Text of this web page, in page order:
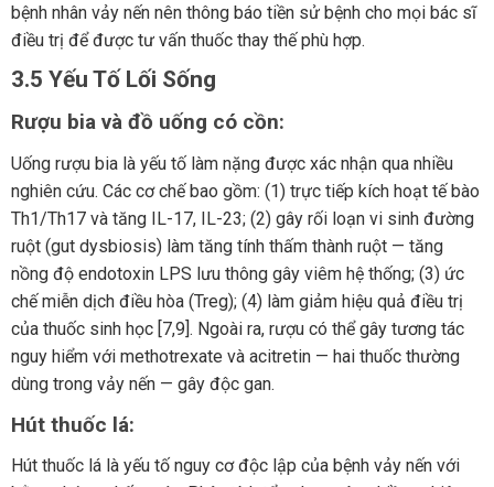
bệnh nhân vảy nến nên thông báo tiền sử bệnh cho mọi bác sĩ
điều trị để được tư vấn thuốc thay thế phù hợp.
3.5 Yếu Tố Lối Sống
Rượu bia và đồ uống có cồn:
Uống rượu bia là yếu tố làm nặng được xác nhận qua nhiều
nghiên cứu. Các cơ chế bao gồm: (1) trực tiếp kích hoạt tế bào
Th1/Th17 và tăng IL-17, IL-23; (2) gây rối loạn vi sinh đường
ruột (gut dysbiosis) làm tăng tính thấm thành ruột — tăng
nồng độ endotoxin LPS lưu thông gây viêm hệ thống; (3) ức
chế miễn dịch điều hòa (Treg); (4) làm giảm hiệu quả điều trị
của thuốc sinh học [7,9]. Ngoài ra, rượu có thể gây tương tác
nguy hiểm với methotrexate và acitretin — hai thuốc thường
dùng trong vảy nến — gây độc gan.
Hút thuốc lá:
Hút thuốc lá là yếu tố nguy cơ độc lập của bệnh vảy nến với